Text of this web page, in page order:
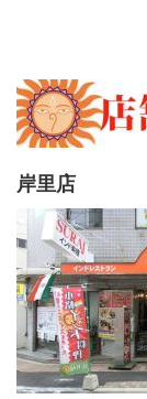
岸里店